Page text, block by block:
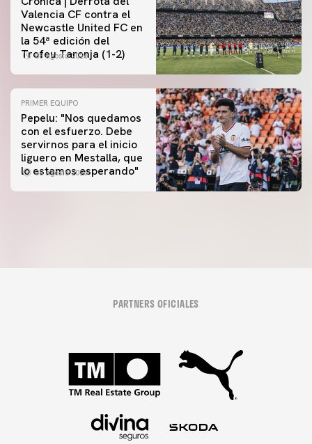
Valencia CF contra el
Newcastle United FC en
la 54ª edición del
Trofeu Taronja (1-2)
08 agosto 2026
PRIMER EQUIPO
Pepelu: "Nos quedamos
con el esfuerzo. Debe
servirnos para el inicio
liguero en Mestalla, que
lo estamos esperando"
08 agosto 2026
PRIMER EQUIPO
Las fotos del Valencia CF-Newcastle United FC
PARTNERS OFICIALES